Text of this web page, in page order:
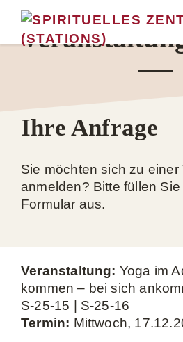
Ihre Anfrage
Sie möchten sich zu einer
anmelden? Bitte füllen
Formular aus.
Veranstaltung: Yoga im
kommen – bei sich
S-25-15 | S-25-16
Termin: Mittwoch,